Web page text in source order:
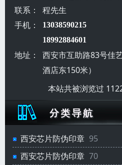
联系：
程先生
手机：
13038590215
18992884601
地址：
西安市互助路83号佳
酒店东150米）
本站共被浏览过
西安芯片防伪印章 95
西安芯片防伪印章 70